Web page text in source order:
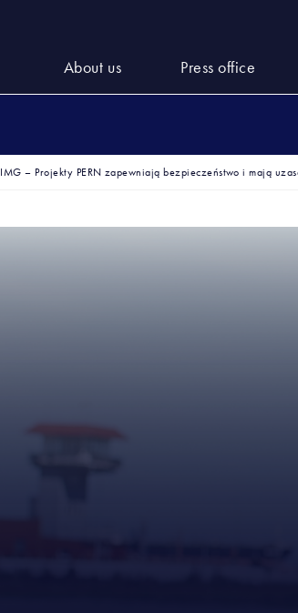
About us Press office
IMG – Projekty PERN zapewniają bezpieczeństwo i mają